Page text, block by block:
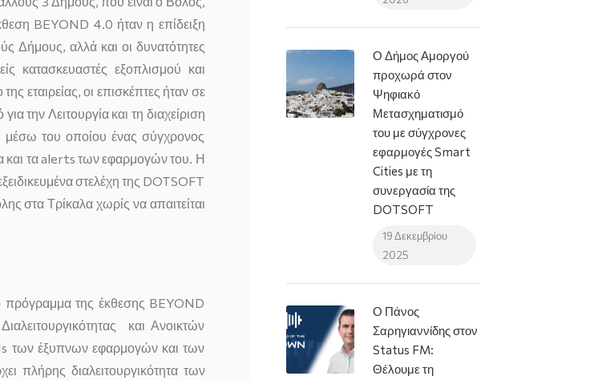
BEYOND 4.0 ήταν η επίδειξη
Δήμους, αλλά και οι δυνατότητες
κατασκευαστές εξοπλισμού και
εταιρείας, οι επισκέπτες ήταν σε
την Λειτουργία και τη διαχείριση
του οποίου ένας σύγχρονος
και τα alerts των εφαρμογών του. Η
στελέχη της DOTSOFT
στα Τρίκαλα χωρίς να απαιτείται
πρόγραμμα της έκθεσης BEYOND
και Ανοικτών
των έξυπνων εφαρμογών και των
πλήρης διαλειτουργικότητα των
Ο Δήμος Αμοργού
προχωρά στον
Ψηφιακό
Μετασχηματισμό
του με σύγχρονες
εφαρμογές Smart
Cities με τη
συνεργασία της
DOTSOFT
19 Δεκεμβρίου
2025
Ο Πάνος
Σαρηγιαννίδης στον
Status FM:
Θέλουμε τη